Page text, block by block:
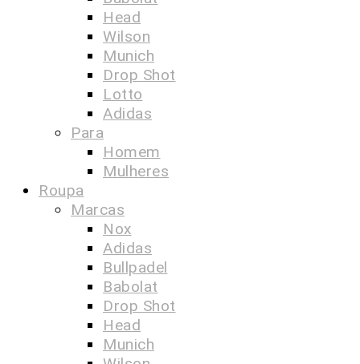
Head
Wilson
Munich
Drop Shot
Lotto
Adidas
Para
Homem
Mulheres
Roupa
Marcas
Nox
Adidas
Bullpadel
Babolat
Drop Shot
Head
Munich